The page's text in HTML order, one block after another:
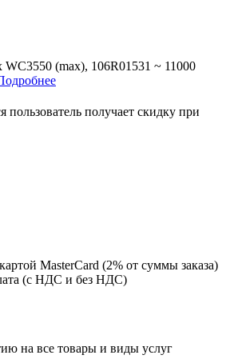
(max), 106R01531 ~ 11000
пользователь получает скидку при
MasterCard (2% от суммы заказа)
(с НДС и без НДС)
на все товары и виды услуг